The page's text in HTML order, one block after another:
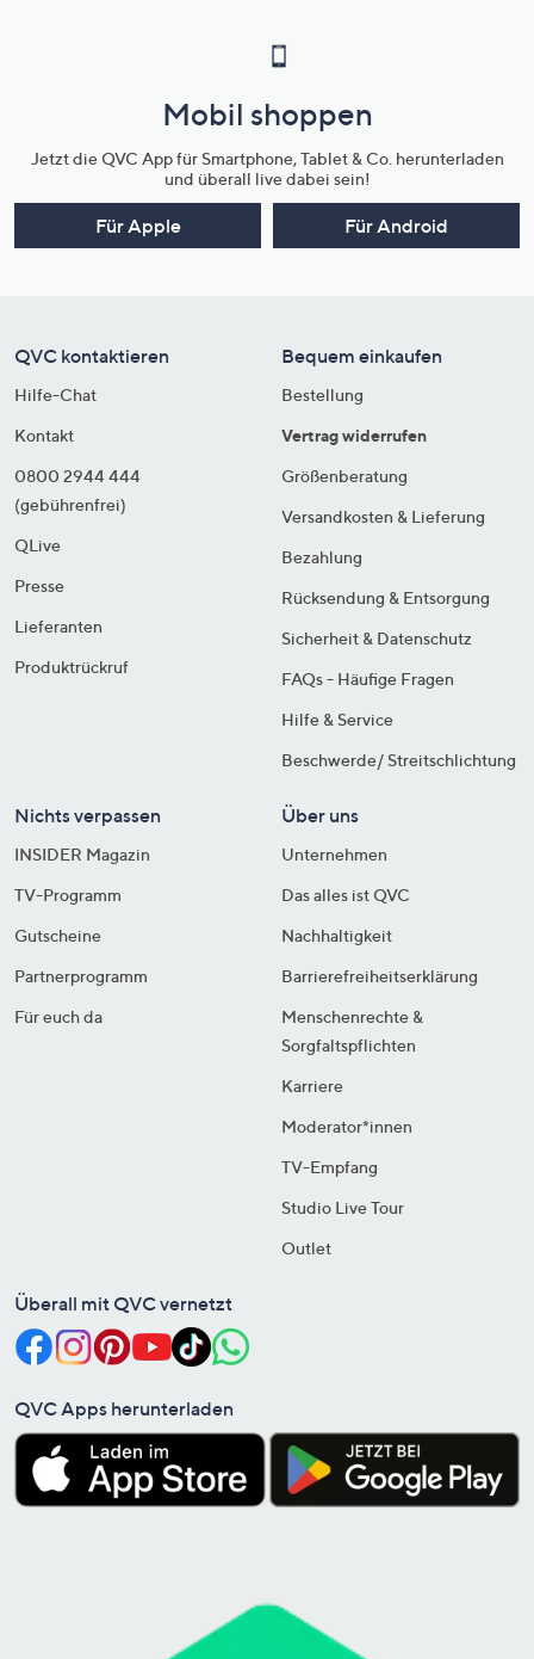
Mobil shoppen
Jetzt die QVC App für Smartphone, Tablet & Co. herunterladen
und überall live dabei sein!
Für Apple Für Android
QVC kontaktieren
Hilfe-Chat
Kontakt
0800 2944 444
(gebührenfrei)
QLive
Presse
Lieferanten
Produktrückruf
Bequem einkaufen
Bestellung
Vertrag widerrufen
Größenberatung
Versandkosten & Lieferung
Bezahlung
Rücksendung & Entsorgung
Sicherheit & Datenschutz
FAQs - Häufige Fragen
Hilfe & Service
Beschwerde/ Streitschlichtung
Nichts verpassen
INSIDER Magazin
TV-Programm
Gutscheine
Partnerprogramm
Für euch da
Über uns
Unternehmen
Das alles ist QVC
Nachhaltigkeit
Barrierefreiheitserklärung
Menschenrechte &
Sorgfaltspflichten
Karriere
Moderator*innen
TV-Empfang
Studio Live Tour
Outlet
Überall mit QVC vernetzt
QVC Apps herunterladen